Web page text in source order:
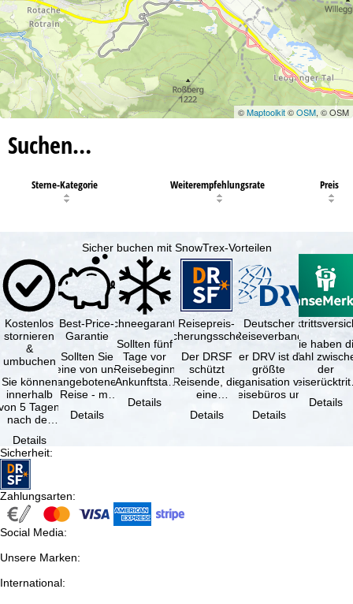
©Maptoolkit©OSM, © OSM
Suchen…
Sterne-Kategorie Weiterempfehlungsrate Preis
Sicher buchen mit SnowTrex-Vorteilen
Kostenlos
stornieren
&
umbuchen
Sie können
innerhalb
5 Tagen
nach der
kostenfrei
…
Details
Best-Price-
Garantie
Sollten Sie
eine von uns
angebotene
Reise - mit
Verfügbarkeit
Details
Schneegarantie
Sollten fünf
Tage vor
Reisebeginn
(Ankunftstag)
Schneemangel
Details
Reisepreis-
Sicherungsschein
Der DRSF
schützt
Reisende, die
eine
oder
Details
Deutscher
Reiseverband
Der DRV ist die
größte
Organisation von
Reisebüros und
Reiseveranstaltern
in …
Details
Sie haben
Wahl
der
(inklusive
Details
Sicherheit:
Zahlungsarten:
Social Media:
Unsere Marken:
International: